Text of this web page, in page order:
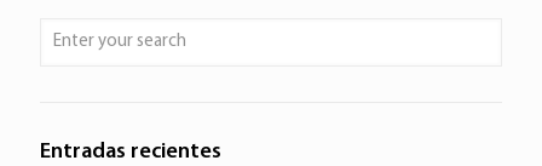
Entradas recientes